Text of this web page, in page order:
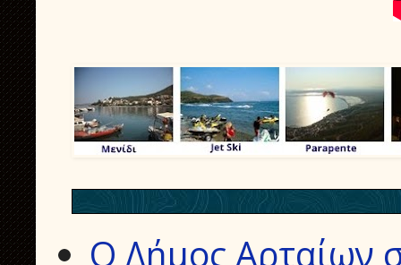
Ο Δήμος Αρταίων